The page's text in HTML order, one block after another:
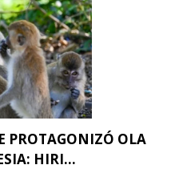
PROTAGONIZÓ OLA
HIRI...